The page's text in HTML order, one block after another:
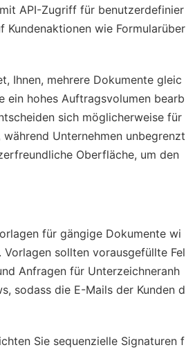
API-Zugriff für benutzerdefinier
wie Formularüber
Ihnen, mehrere Dokumente gleic
ein hohes Auftragsvolumen bearb
sich möglicherweise für
Unternehmen unbegrenzt
Oberfläche, um den
für gängige Dokumente wi
sollten vorausgefüllte Fel
Anfragen für Unterzeichneranh
sodass die E-Mails der Kunden d
Sie sequenzielle Signaturen f